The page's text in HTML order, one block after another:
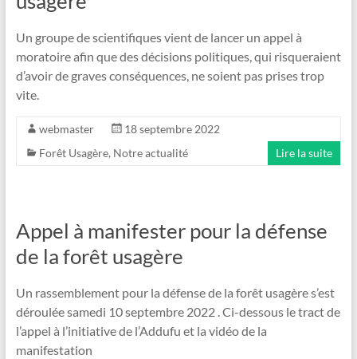
Un groupe de scientifiques vient de lancer un appel à
moratoire afin que des décisions politiques, qui risqueraient
d’avoir de graves conséquences, ne soient pas prises trop
vite.
webmaster
18 septembre 2022
Forêt Usagère, Notre actualité Lire la suite
Appel à manifester pour la défense
de la forêt usagère
Un rassemblement pour la défense de la forêt usagère s’est
déroulée samedi 10 septembre 2022 . Ci-dessous le tract de
l’appel à l’initiative de l’Addufu et la vidéo de la
manifestation